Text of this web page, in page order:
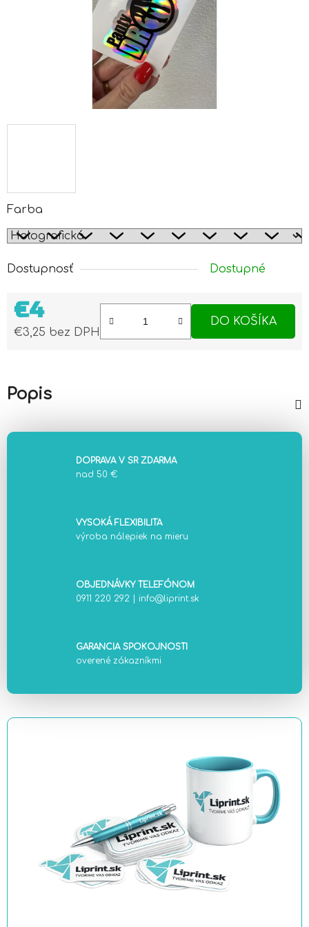
Farba
Dostupnosť Dostupné
€4
€3,25 bez DPH
DO KOŠÍKA
Popis
DOPRAVA V SR ZDARMA
nad 50 €
VYSOKÁ FLEXIBILITA
výroba nálepiek na mieru
OBJEDNÁVKY TELEFÓNOM
0911 220 292
info@liprint.sk
GARANCIA SPOKOJNOSTI
overené zákazníkmi